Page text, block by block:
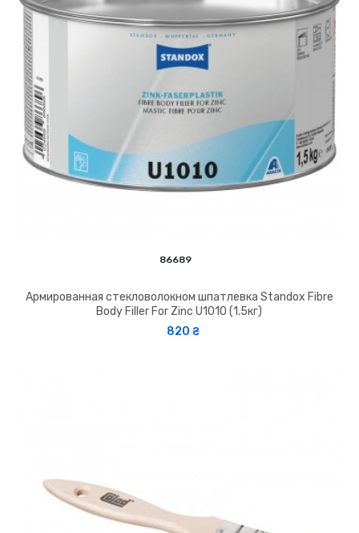
86689
Армированная стекловолокном шпатлевка Standox Fibre
Body Filler For Zinc U1010 (1.5кг)
820 ₴